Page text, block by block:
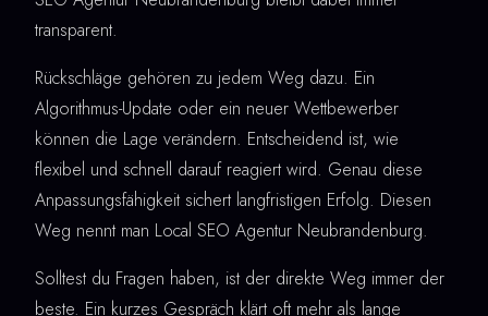
transparent.
Rückschläge gehören zu jedem Weg dazu. Ein
Algorithmus-Update oder ein neuer Wettbewerber
können die Lage verändern. Entscheidend ist, wie
flexibel und schnell darauf reagiert wird. Genau diese
Anpassungsfähigkeit sichert langfristigen Erfolg. Diesen
Weg nennt man Local SEO Agentur Neubrandenburg.
Solltest du Fragen haben, ist der direkte Weg immer der
beste. Ein kurzes Gespräch klärt oft mehr als lange